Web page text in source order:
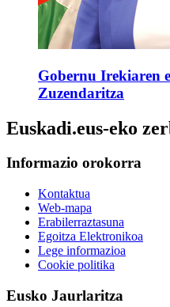
Gobernu Irekiaren
Zuzendaritza
Euskadi.eus-eko
Informazio orokorra
Kontaktua
Web-mapa
Erabilerraztasuna
Egoitza Elektronikoa
Lege informazioa
Cookie politika
Eusko Jaurlaritza